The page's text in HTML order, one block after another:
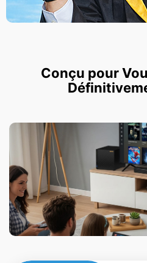
Conçu pour